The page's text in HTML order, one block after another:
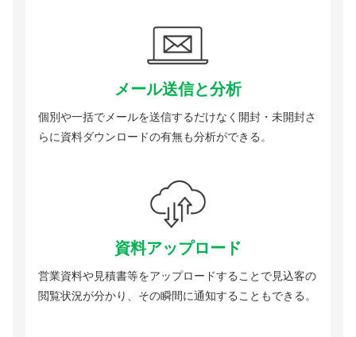
メール送信と分析
個別や一括でメールを送信するだけなく開封・未開封さ
らに資料ダウンロードの有無も分析ができる。
資料アップロード
営業資料や見積書等をアップロードすることで見込客の
閲覧状況が分かり、その瞬間に通知することもできる。